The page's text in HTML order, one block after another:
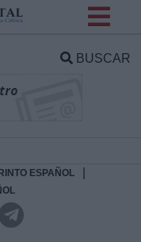
BUSCAR
ESPAÑOL